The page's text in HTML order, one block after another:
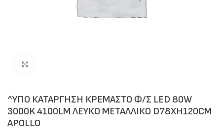
^ΥΠΟ ΚΑΤΑΡΓΗΣΗ ΚΡΕΜΑΣΤΟ Φ/Σ LED 80W
3000K 4100LM ΛΕΥΚΟ ΜΕΤΑΛΛΙΚΟ D78XH120CM
APOLLO